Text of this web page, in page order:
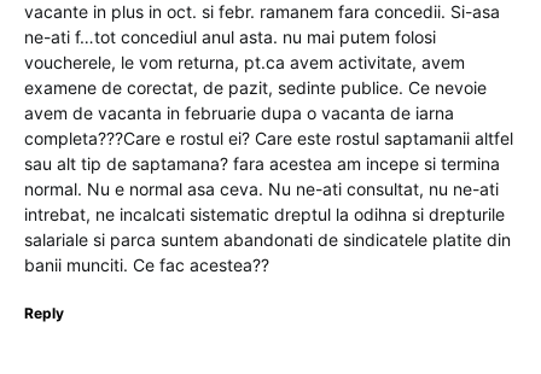
vacante in plus in oct. si febr. ramanem fara concedii. Si-asa
ne-ati f…tot concediul anul asta. nu mai putem folosi
voucherele, le vom returna, pt.ca avem activitate, avem
examene de corectat, de pazit, sedinte publice. Ce nevoie
avem de vacanta in februarie dupa o vacanta de iarna
completa???Care e rostul ei? Care este rostul saptamanii altfel
sau alt tip de saptamana? fara acestea am incepe si termina
normal. Nu e normal asa ceva. Nu ne-ati consultat, nu ne-ati
intrebat, ne incalcati sistematic dreptul la odihna si drepturile
salariale si parca suntem abandonati de sindicatele platite din
banii munciti. Ce fac acestea??
Reply